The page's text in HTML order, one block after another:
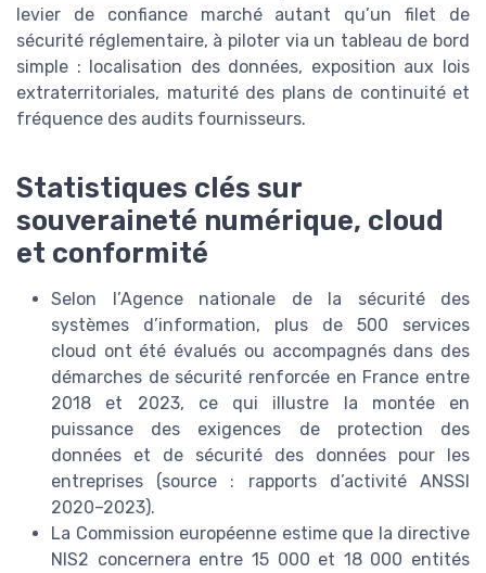
levier de confiance marché autant qu’un filet de
sécurité réglementaire, à piloter via un tableau de bord
simple : localisation des données, exposition aux lois
extraterritoriales, maturité des plans de continuité et
fréquence des audits fournisseurs.
Statistiques clés sur
souveraineté numérique, cloud
et conformité
Selon l’Agence nationale de la sécurité des
systèmes d’information, plus de 500 services
cloud ont été évalués ou accompagnés dans des
démarches de sécurité renforcée en France entre
2018 et 2023, ce qui illustre la montée en
puissance des exigences de protection des
données et de sécurité des données pour les
entreprises (source : rapports d’activité ANSSI
2020–2023).
La Commission européenne estime que la directive
NIS2 concernera entre 15 000 et 18 000 entités